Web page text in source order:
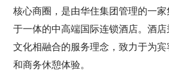
核心商圈，是由华住集团管理的一
于一体的中高端国际连锁酒店。酒
文化相融合的服务理念，致力于为
和商务休憩体验。